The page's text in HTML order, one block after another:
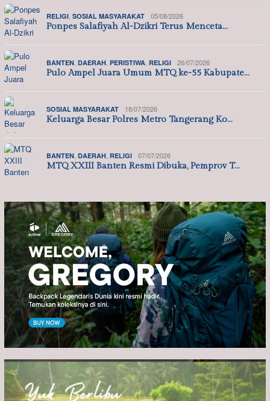
RELIGI, SOSIAL MASYARAKAT 05/08/2026
Ponpes Salafiyah Al-Dzikri Terus Menceta…
BANTEN, DAERAH, PERISTIWA, RELIGI 26/07/2026
Pulo Ampel Juara Umum MTQ ke-55 Kabupate…
SOSIAL MASYARAKAT 18/07/2026
Keluarga Besar Polres Metro Tangerang Ko…
BANTEN, DAERAH, RELIGI 07/07/2026
MTQ XXIII Banten Resmi Dibuka, Pemprov T…